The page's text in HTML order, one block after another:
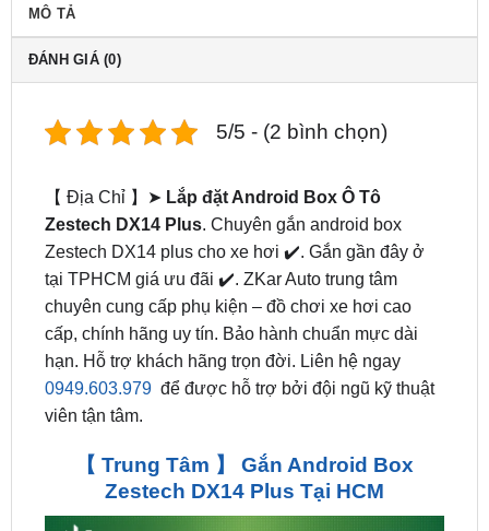
【 Địa Chỉ 】➤
Lắp đặt Android Box Ô Tô
Zestech DX14 plus cho xe hơi ✔️. Gắn gần đây ở
tại TPHCM giá ưu đãi ✔️. ZKar Auto trung tâm
chuyên cung cấp phụ kiện – đồ chơi xe hơi cao
cấp, chính hãng uy tín. Bảo hành chuẩn mực dài
hạn. Hỗ trợ khách hãng trọn đời. Liên hệ ngay
0949.603.979để được hỗ trợ bởi đội ngũ kỹ thuật
viên tận tâm.
【 Trung Tâm 】 Gắn Android Box